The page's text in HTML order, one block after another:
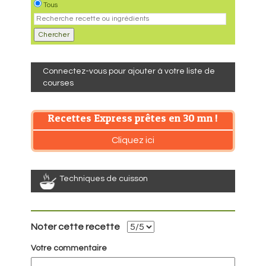
Tous
Connectez-vous pour ajouter à votre liste de
courses
Recettes Express prêtes en 30 mn !
Cliquez ici
Techniques de cuisson
Noter cette recette
Votre commentaire